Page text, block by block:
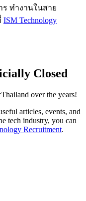
ร ทำงานในสาย
ISM Technology
Closed
over the years!
articles, events, and
tech industry, you can
Recruitment.